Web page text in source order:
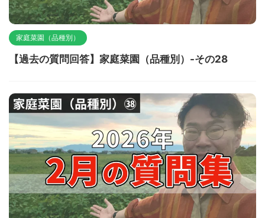
家庭菜園（品種別）
【過去の質問回答】家庭菜園（品種別）-その28